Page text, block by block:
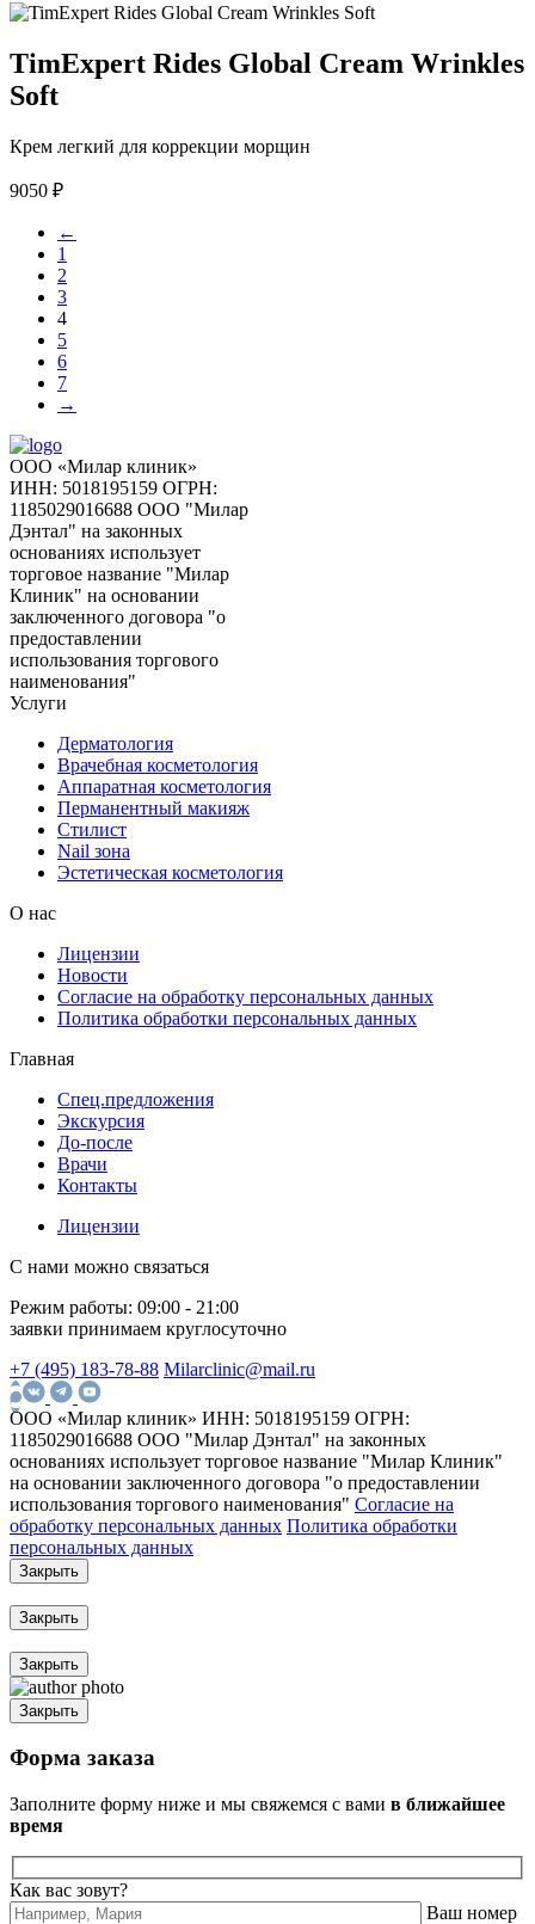
TimExpert Rides Global Cream Wrinkles
Soft
Крем легкий для коррекции морщин
9050 ₽
←
1
2
3
4
5
6
7
→
ООО «Милар клиник»
ИНН: 5018195159 ОГРН:
1185029016688 ООО "Милар
Дэнтал" на законных
основаниях использует
торговое название "Милар
Клиник" на основании
заключенного договора "о
предоставлении
использования торгового
наименования"
Услуги
Дерматология
Врачебная косметология
Аппаратная косметология
Перманентный макияж
Стилист
Nail зона
Эстетическая косметология
О нас
Лицензии
Новости
Согласие на обработку персональных данных
Политика обработки персональных данных
Главная
Спец.предложения
Экскурсия
До-после
Врачи
Контакты
Лицензии
С нами можно связаться
Режим работы: 09:00 - 21:00
заявки принимаем круглосуточно
+7 (495) 183-78-88 Milarclinic@mail.ru
ООО «Милар клиник» ИНН: 5018195159 ОГРН:
1185029016688 ООО "Милар Дэнтал" на законных
основаниях использует торговое название "Милар Клиник"
на основании заключенного договора "о предоставлении
использования торгового наименования" Согласие на
обработку персональных данных Политика обработки
персональных данных
Закрыть
Закрыть
Закрыть
Закрыть
Форма заказа
Заполните форму ниже и мы свяжемся с вами в ближайшее
время
Как вас зовут?
Ваш номер